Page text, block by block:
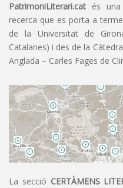
PatrimoniLiterari.cat és
recerca que es porta a
de la Universitat de
Catalanes) i des de la
Anglada – Carles Fages de
La secció CERTÀMENS